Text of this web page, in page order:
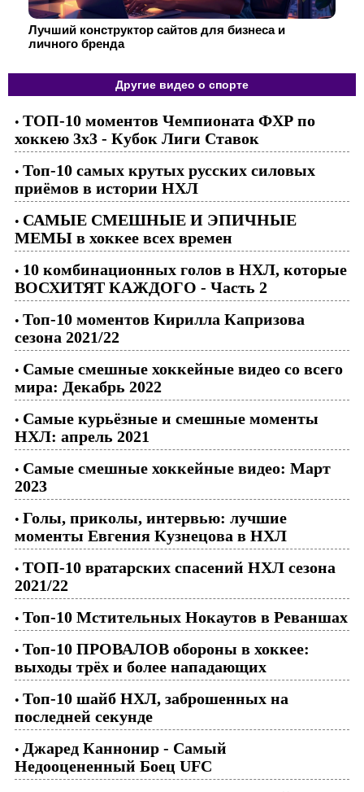
Лучший конструктор сайтов для бизнеса и
личного бренда
Другие видео о спорте
• ТОП-10 моментов Чемпионата ФХР по
хоккею 3х3 - Кубок Лиги Ставок
• Топ-10 самых крутых русских силовых
приёмов в истории НХЛ
• САМЫЕ СМЕШНЫЕ И ЭПИЧНЫЕ
МЕМЫ в хоккее всех времен
• 10 комбинационных голов в НХЛ, которые
ВОСХИТЯТ КАЖДОГО - Часть 2
• Топ-10 моментов Кирилла Капризова
сезона 2021/22
• Самые смешные хоккейные видео со всего
мира: Декабрь 2022
• Самые курьёзные и смешные моменты
НХЛ: апрель 2021
• Самые смешные хоккейные видео: Март
2023
• Голы, приколы, интервью: лучшие
моменты Евгения Кузнецова в НХЛ
• ТОП-10 вратарских спасений НХЛ сезона
2021/22
• Топ-10 Мстительных Нокаутов в Реваншах
• Топ-10 ПРОВАЛОВ обороны в хоккее:
выходы трёх и более нападающих
• Топ-10 шайб НХЛ, заброшенных на
последней секунде
• Джаред Каннонир - Самый
Недооцененный Боец UFC